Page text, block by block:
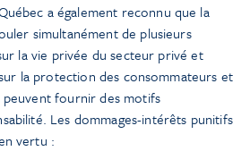
a également reconnu que la
simultanément de plusieurs
la vie privée du secteur privé et
la protection des consommateurs et
peuvent fournir des motifs
Les dommages-intérêts punitifs
vertu :